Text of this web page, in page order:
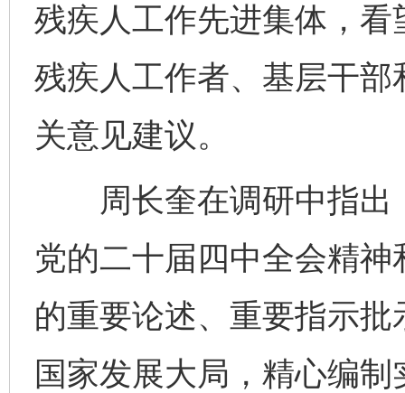
残疾人工作先进集体，
残疾人工作者、基层干
关意见建议。
周长奎在调研中指出
党的二十届四中全会精
的重要论述、重要指示
国家发展大局，精心编